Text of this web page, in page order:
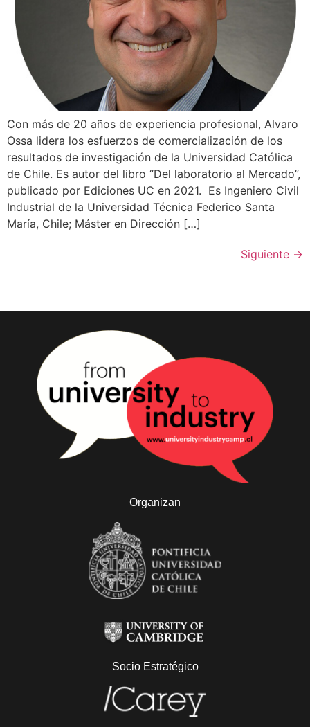
Con más de 20 años de experiencia profesional, Alvaro
Ossa lidera los esfuerzos de comercialización de los
resultados de investigación de la Universidad Católica
de Chile. Es autor del libro “Del laboratorio al Mercado”,
publicado por Ediciones UC en 2021. Es Ingeniero Civil
Industrial de la Universidad Técnica Federico Santa
María, Chile; Máster en Dirección […]
Siguiente →
Organizan
Socio Estratégico